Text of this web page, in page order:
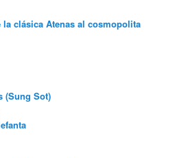
clásica Atenas al cosmopolita
(Sung Sot)